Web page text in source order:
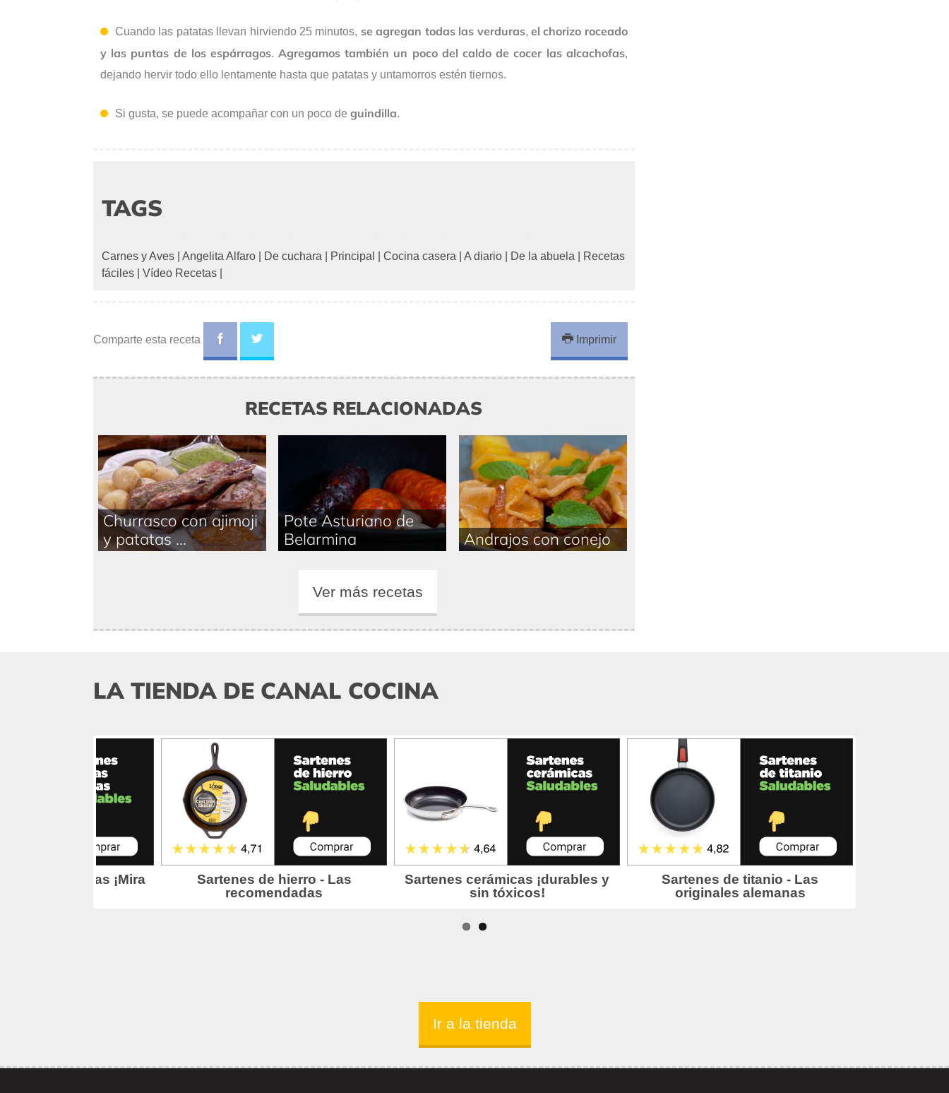
Cuando las patatas llevan hirviendo 25 minutos, se agregan todas las verduras, el chorizo roceado
y las puntas de los espárragos.Agregamos también un poco del caldo de cocer las alcachofas,
dejando hervir todo ello lentamente hasta que patatas y untamorros estén tiernos.
Si gusta, se puede acompañar con un poco de guindilla.
TAGS
Carnes y Aves Angelita Alfaro De cuchara Principal Cocina casera A diario De la abuela
Recetas
fáciles
Vídeo Recetas
Comparte esta receta Imprimir
RECETAS RELACIONADAS
Churrasco con ajimoji
y patatas ...
Pote Asturiano de
Belarmina
Andrajos con conejo
Ver más recetas
LA TIENDA DE CANAL COCINA
Ir a la tienda